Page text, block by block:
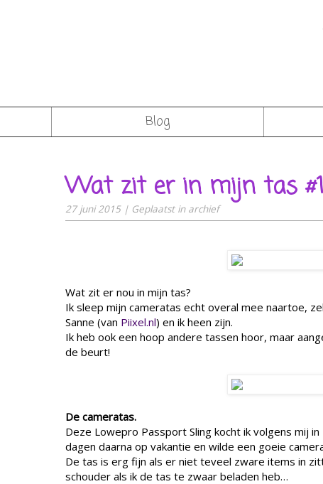
Blog
Wat zit er in mijn tas #1
27 juni 2015 | Geplaatst in archief
Wat zit er nou in mijn tas?
Ik sleep mijn cameratas echt overal mee naartoe,
Sanne (van Piixel.nl) en ik heen zijn.
Ik heb ook een hoop andere tassen hoor, maar
de beurt!
De cameratas.
Deze Lowepro Passport Sling kocht ik volgens mij
dagen daarna op vakantie en wilde een goeie
De tas is erg fijn als er niet teveel zware items in
schouder als ik de tas te zwaar beladen heb…